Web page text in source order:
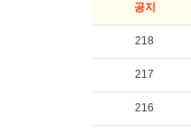
공지
218
217
216